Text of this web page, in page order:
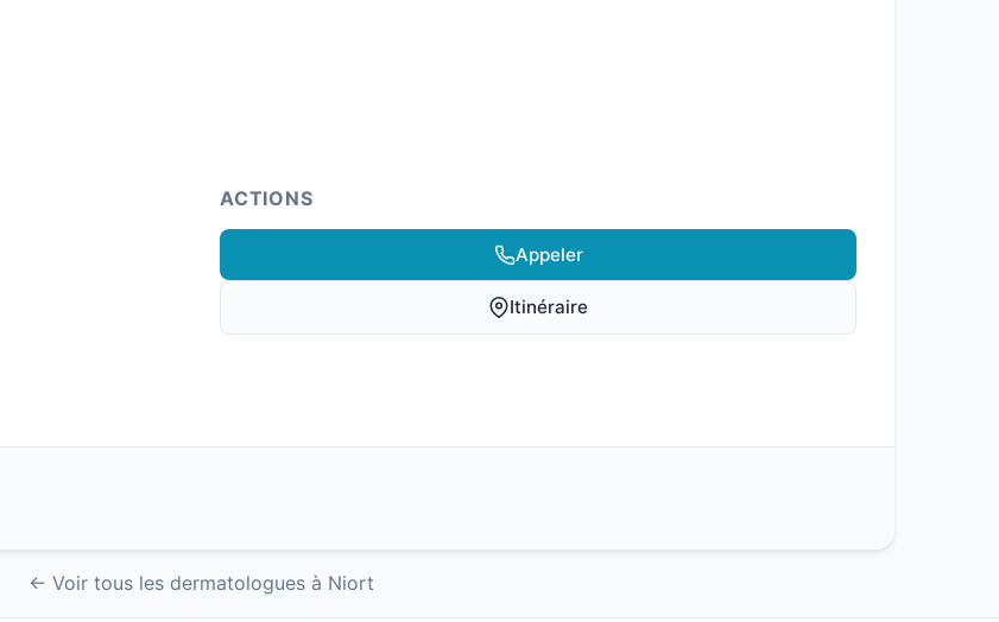
ACTIONS
Appeler
Itinéraire
← Voir tous les dermatologues à Niort